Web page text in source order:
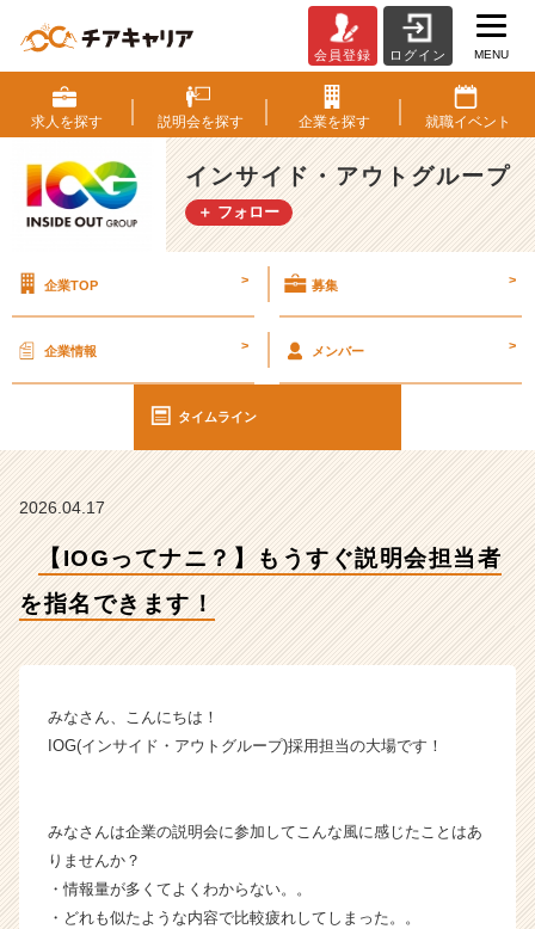
O
G
っ
て
ナ
ニ？】
ぐ
会
担
で
き
ま
【イ
サ
イ
ト
ル
ー
会員登録 ログイン MENU
求人を探す 説明会を探す 企業を探す 就職イベント
インサイド・アウトグループ
＋ フォロー
企業TOP > 募集 >
企業情報 > メンバー >
タイムライン
2026.04.17
【IOGってナニ？】もうすぐ説明会担当者
を指名できます！
みなさん、こんにちは！
IOG(インサイド・アウトグループ)採用担当の大場です！
みなさんは企業の説明会に参加してこんな風に感じたことはあ
りませんか？
・情報量が多くてよくわからない。。
・どれも似たような内容で比較疲れしてしまった。。